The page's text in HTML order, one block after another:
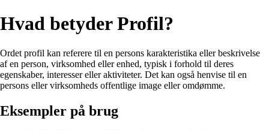
Hvad betyder Profil?
Ordet profil kan referere til en persons karakteristika eller beskrivelse
af en person, virksomhed eller enhed, typisk i forhold til deres
egenskaber, interesser eller aktiviteter. Det kan også henvise til en
persons eller virksomheds offentlige image eller omdømme.
Eksempler på brug